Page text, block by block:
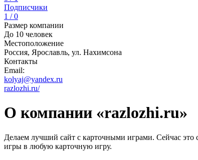
Подписчики
1 / 0
Размер компании
До 10 человек
Местоположение
Россия, Ярославль, ул. Нахимсона
Контакты
Email:
kolyaj@yandex.ru
razlozhi.ru/
О компании «razlozhi.ru»
Делаем лучший сайт с карточными играми. Сейчас
игры в любую карточную игру.